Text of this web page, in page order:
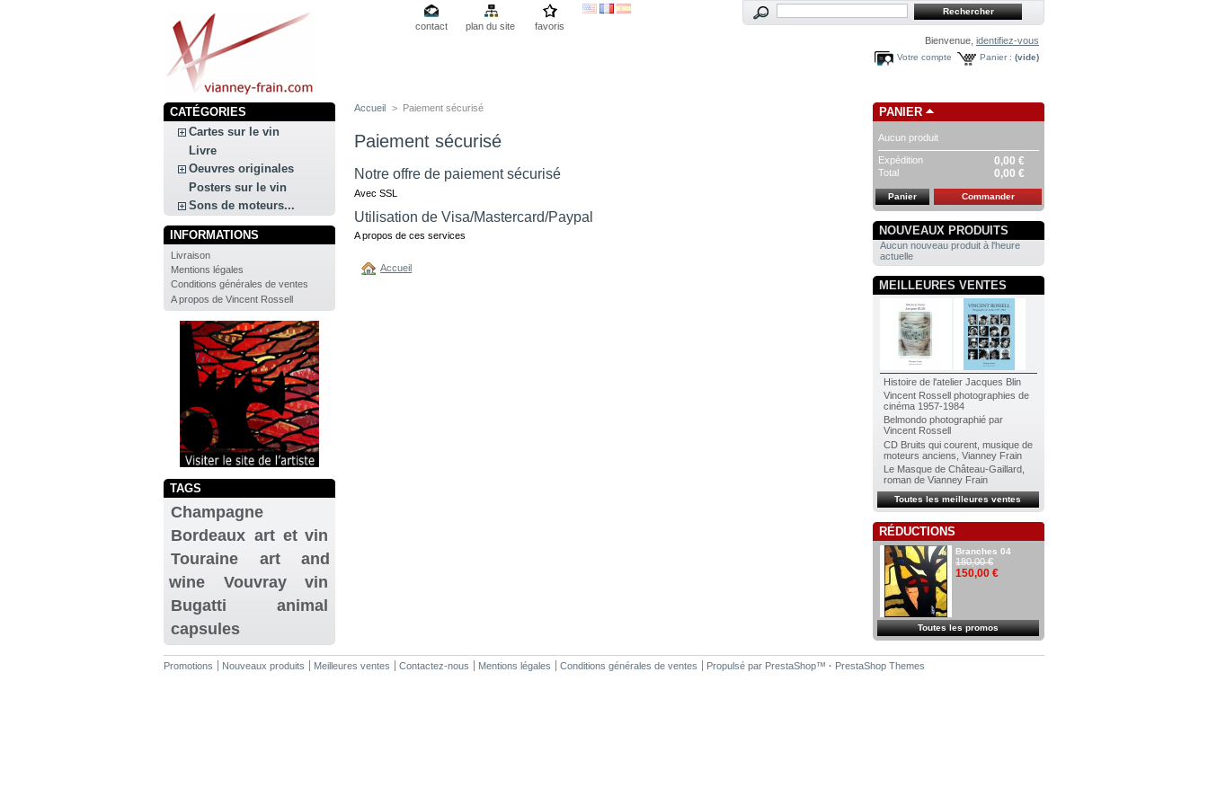
contact plan du site
favoris
Bienvenue, identifiez-vous
Panier : (vide)
Votre compte
CATÉGORIES
Cartes sur le vin
Livre
Oeuvres originales
Posters sur le vin
Sons de moteurs...
INFORMATIONS
Livraison
Mentions légales
Conditions générales de ventes
A propos de Vincent Rossell
TAGS
Champagne
Bordeaux art et vin
Touraine
art and
wine
Vouvray
vin
Bugatti
animal
capsules
Accueil > Paiement sécurisé
Paiement sécurisé
Notre offre de paiement sécurisé
Avec SSL
Utilisation de Visa/Mastercard/Paypal
A propos de ces services
Accueil
PANIER
Aucun produit
Expédition 0,00 €
Total 0,00 €
Panier Commander
NOUVEAUX PRODUITS
Aucun nouveau produit à l'heure
actuelle
MEILLEURES VENTES
Histoire de l'atelier Jacques Blin
Vincent Rossell photographies de
cinéma 1957-1984
Belmondo photographié par
Vincent Rossell
CD Bruits qui courent, musique de
moteurs anciens, Vianney Frain
Le Masque de Château-Gaillard,
roman de Vianney Frain
Toutes les meilleures ventes
RÉDUCTIONS
Branches 04
180,00 €
150,00 €
Toutes les promos
Promotions Nouveaux produits Meilleures ventes Contactez-nous Mentions légales Conditions générales de ventes Propulsé par PrestaShop™ · PrestaShop Themes